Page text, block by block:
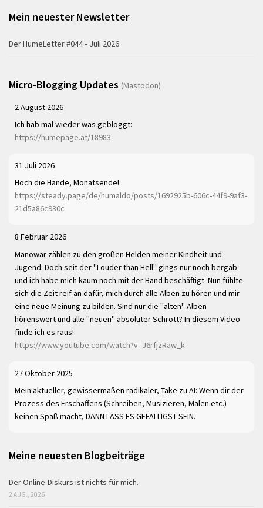
Mein neuester Newsletter
Der HumeLetter #044 • Juli 2026
Micro-Blogging Updates (Mastodon)
2 August 2026
Ich hab mal wieder was gebloggt:
https://humepage.at/18983
31 Juli 2026
Hoch die Hände, Monatsende!
https://steady.page/de/humaldo/posts/1692925b-606c-44f9-9af3-
21d5a86c930c
8 Februar 2026
Manowar zählen zu den großen Helden meiner Kindheit und
Jugend. Doch seit der "Louder than Hell" gings nur noch bergab
und ich habe mich kaum noch mit der Band beschäftigt. Nun fühlte
sich die Zeit reif an dafür, mich durch alle Alben zu hören und mir
eine neue Meinung zu bilden. Sind nur die "alten" Alben
hörenswert und alle "neuen" absoluter Schrott? In diesem Video
finde ich es raus!
https://www.youtube.com/watch?v=J6rfjzRaw_k
27 Oktober 2025
Mein aktueller, gewissermaßen radikaler, Take zu AI: Wenn dir der
Prozess des Erschaffens (Schreiben, Musizieren, Malen etc.)
keinen Spaß macht, DANN LASS ES GEFÄLLIGST SEIN.
Meine neuesten Blogbeiträge
Der Online-Diskurs ist nichts für mich.
2 AUG., 2026